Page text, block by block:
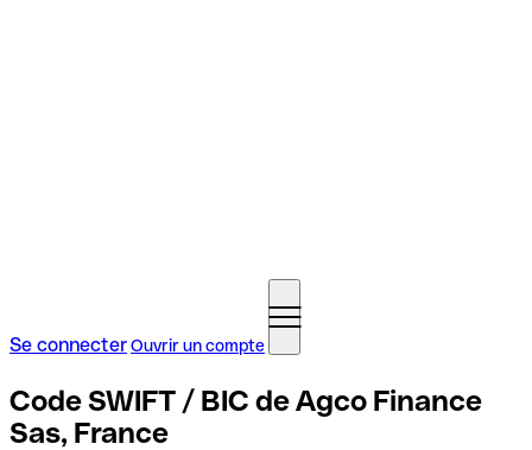
Se connecterOuvrir un compte
Code SWIFT / BIC de Agco Finance
Sas, France